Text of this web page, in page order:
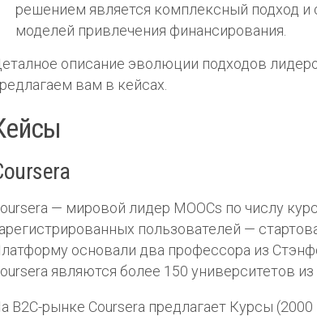
решением является комплексный подход и
моделей привлечения финансирования.
описание эволюции подходов
вам в кейсах.
— мировой лидер MOOCs по числу
пользователей —
основали два профессора из
являются более 150 университетов из
В2С-рынке Coursera предлагает Курсы